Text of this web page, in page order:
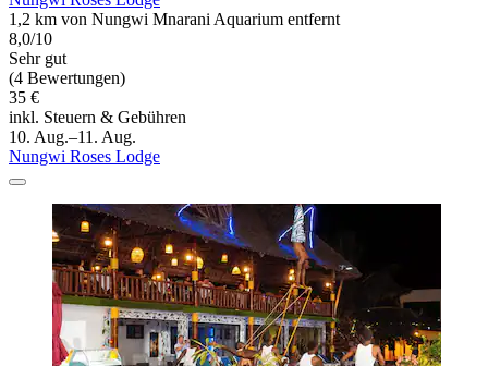
1,2 km von Nungwi Mnarani Aquarium entfernt
8,0/10
Sehr gut
(4 Bewertungen)
35 €
inkl. Steuern & Gebühren
10. Aug.–11. Aug.
Nungwi Roses Lodge